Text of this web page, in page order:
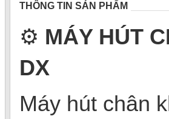
THÔNG TIN SẢN PHẨM
⚙️ MÁY HÚT
DX
Máy hút chân